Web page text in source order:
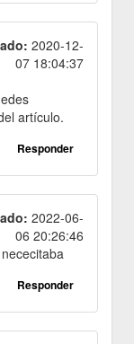
2020-12-
07 18:04:37
artículo.
Responder
2022-06-
06 20:26:46
Responder